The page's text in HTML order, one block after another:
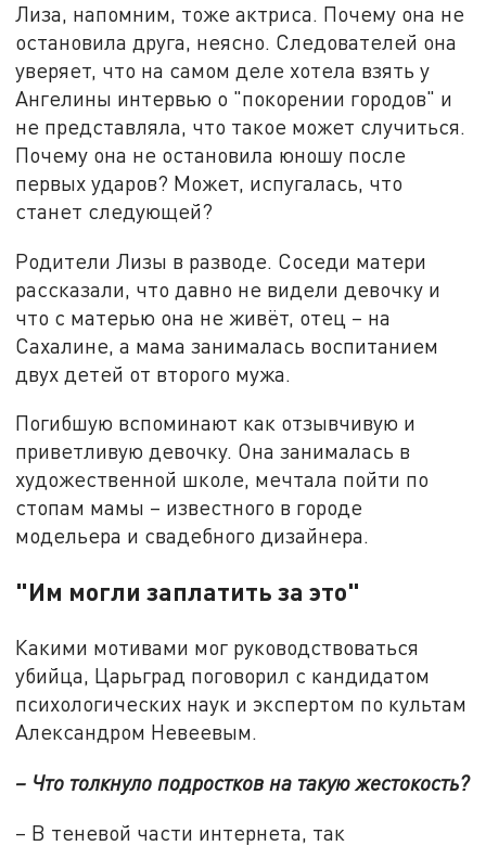
Лиза, напомним, тоже актриса. Почему она не
остановила друга, неясно. Следователей она
уверяет, что на самом деле хотела взять у
Ангелины интервью о "покорении городов" и
не представляла, что такое может случиться.
Почему она не остановила юношу после
первых ударов? Может, испугалась, что
станет следующей?
Родители Лизы в разводе. Соседи матери
рассказали, что давно не видели девочку и
что с матерью она не живёт, отец – на
Сахалине, а мама занималась воспитанием
двух детей от второго мужа.
Погибшую вспоминают как отзывчивую и
приветливую девочку. Она занималась в
художественной школе, мечтала пойти по
стопам мамы – известного в городе
модельера и свадебного дизайнера.
"Им могли заплатить за это"
Какими мотивами мог руководствоваться
убийца, Царьград поговорил с кандидатом
психологических наук и экспертом по культам
Александром Невеевым.
– Что толкнуло подростков на такую жестокость?
– В теневой части интернета, так